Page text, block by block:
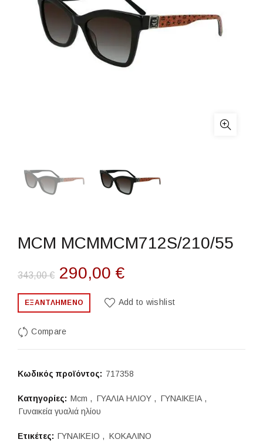
MCM MCMMCM712S/210/55
343,00€ Original
price
290,00 €Η
τρέχουσα
290,00 €.
ΕΞΑΝΤΛΗΜΈΝΟ Add to wishlist
Compare
Κωδικός προϊόντος: 717358
Κατηγορίες: Mcm , ΓΥΑΛΙΑ ΗΛΙΟΥ , ΓΥΝΑΙΚΕΙΑ ,
Γυναικεία γυαλιά ηλίου
Ετικέτες: ΓΥΝΑΙΚΕΙΟ , ΚΟΚΑΛΙΝΟ